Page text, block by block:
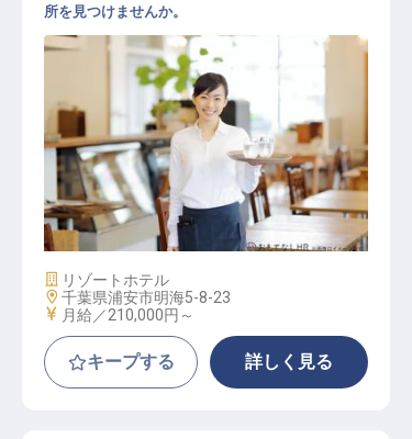
レストランサービス 料飲部門
所を見つけませんか。
施設業態
リゾートホテル
勤務地
千葉県浦安市明海5-8-23
給与
月給／210,000円～
キープする 詳しく見る